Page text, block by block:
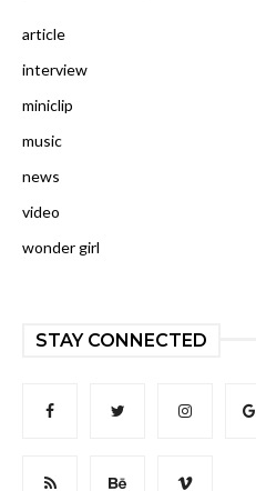
article
interview
miniclip
music
news
video
wonder girl
STAY CONNECTED